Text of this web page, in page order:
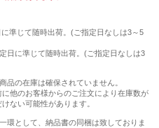
準じて随時出荷。(ご指定日なしは3～5
日に準じて随時出荷。(ご指定日なしは3
品の在庫は確保されていません。
他のお客様からのご注文により在庫数が
ない可能性があります。
環として、納品書の同梱は致しておりま